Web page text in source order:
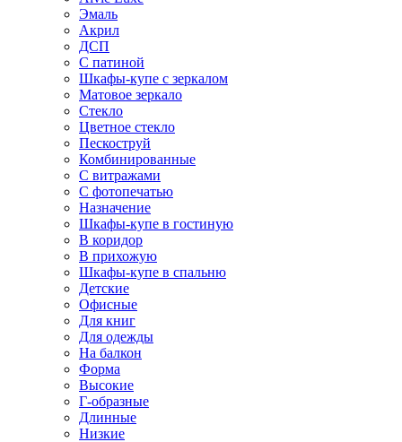
Эмаль
Акрил
ДСП
С патиной
Шкафы-купе с зеркалом
Матовое зеркало
Стекло
Цветное стекло
Пескоструй
Комбинированные
С витражами
С фотопечатью
Назначение
Шкафы-купе в гостиную
В коридор
В прихожую
Шкафы-купе в спальню
Детские
Офисные
Для книг
Для одежды
На балкон
Форма
Высокие
Г-образные
Длинные
Низкие